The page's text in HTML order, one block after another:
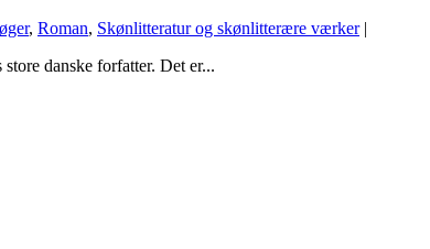
, Roman, Skønlitteratur og skønlitterære værker|
danske forfatter. Det er...